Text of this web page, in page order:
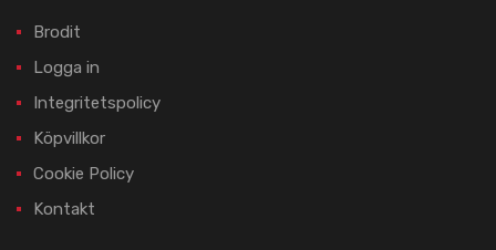
Brodit
Logga in
Integritetspolicy
Köpvillkor
Cookie Policy
Kontakt